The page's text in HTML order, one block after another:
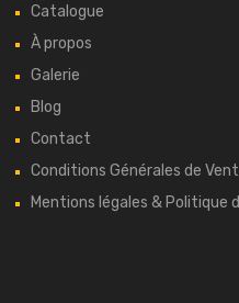
Catalogue
À propos
Galerie
Blog
Contact
Conditions Générales de
Mentions légales & Politique